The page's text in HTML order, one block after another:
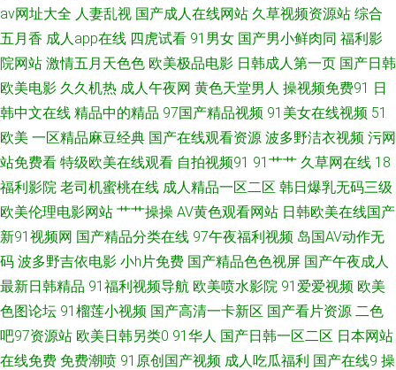
线 肏屄视频在线看 乱片精品网 日韩人妻人人r 伊人成人222 91资源总站超碰
总站 大香蕉久久五月天 久草资源网 人人操人人摸人人看 天天成人综合网 91
最新国产 成人在线撸撸色 久久久精品九 人人人人人操日日日 羞羞答答网页
版 91蜜桃亚洲 波多野三级 火影忍者片子免费领取 色播资源网 在线观看AV
99亚洲精品 91综合一区 福利二区 久久隐草网 日本A√ 亚洲第一色在线 91色
情图片网址 超碰狠狠色 久操有码 手机看伦理片 91豆花精品一区二区 福利导
航网 亚洲美女操 91婷婷 91av探花 尤物视频网站 熟女人人操 白丝喷水在线
91高级大片高清 国产金品久久 肏屄小说91制片 青娱乐中文字幕 91性色在
av网址大全 人妻乱视 国产成人在线网站 久草视频资源站 综合
五月香 成人app在线 四虎试看 91男女 国产男小鲜肉同 福利影
院网站 激情五月天色色 欧美极品电影 日韩成人第一页 国产日韩
欧美电影 久久机热 成人午夜网 黄色天堂男人 操视频免费91 日
韩中文在线 精品中的精品 97国产精品视频 91美女在线视频 51
欧美 一区精品麻豆经典 国产在线观看资源 波多野洁衣视频 污网
站免费看 特级欧美在线观看 自拍视频91 91艹艹 久草网在线 18
福利影院 老司机蜜桃在线 成人精品一区二区 韩日爆乳无码三级
欧美伦理电影网站 艹艹操操 AV黄色观看网站 日韩欧美在线国产
新91视频网 国产精品分类在线 97午夜福利视频 岛国AV动作无
码 波多野吉依电影 小h片免费 国产精品色色视屏 国产午夜成人
最新日韩精品 91福利视频导航 欧美喷水影院 91爱爱视频 欧美
色图论坛 91榴莲小视频 国产高清一卡新区 国产看片资源 二色
吧97资源站 欧美日韩另类0 91华人 国产日韩一区二区 日本网站
在线免费 免费潮喷 91原创国产视频 成人吃瓜福利 国产在线9 操